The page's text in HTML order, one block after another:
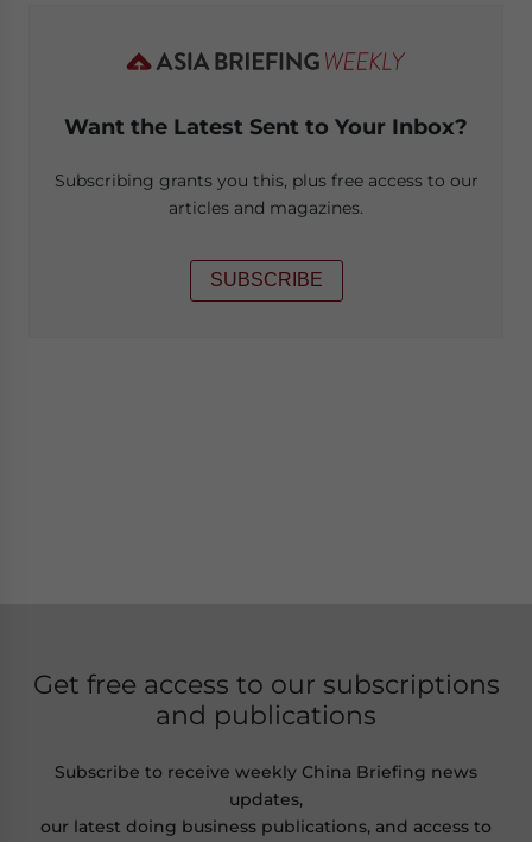
Want the Latest Sent to Your Inbox?
Subscribing grants you this, plus free access to our
articles and magazines.
SUBSCRIBE
Get free access to our subscriptions
and publications
Subscribe to receive weekly China Briefing news
updates,
our latest doing business publications, and access to